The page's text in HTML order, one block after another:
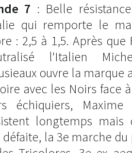
7 : Belle
qui remporte le
: 2,5 à 1,5. Après
l'Italien
ouvre la marque
avec les Noirs face
échiquiers,
longtemps
la 3e marche